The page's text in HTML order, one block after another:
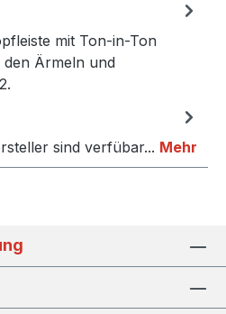
mit Ton-in-Ton
Ärmeln und
sind verfübar... Mehr